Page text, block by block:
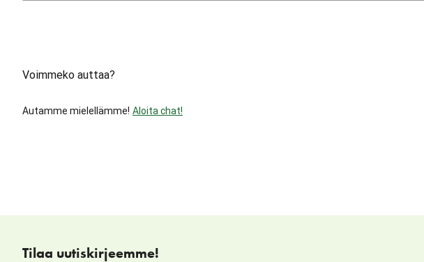
Voimmeko auttaa?
Autamme mielellämme! Aloita chat!
Tilaa uutiskirjeemme!